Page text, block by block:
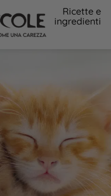
Ricette e
ingredienti